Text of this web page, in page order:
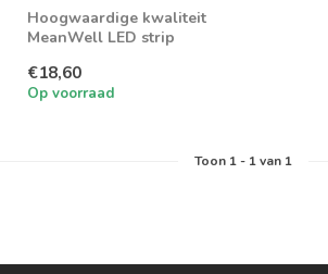
Hoogwaardige kwaliteit
MeanWell LED strip
€18,60
Op voorraad
Toon 1- 1van 1